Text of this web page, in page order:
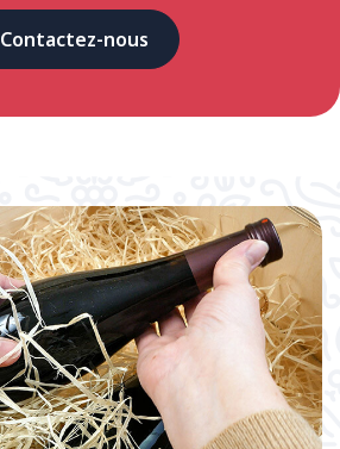
Contactez-nous